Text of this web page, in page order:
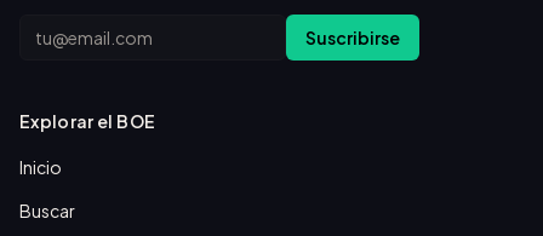
Email Suscribirse
Explorar el BOE
Inicio
Buscar